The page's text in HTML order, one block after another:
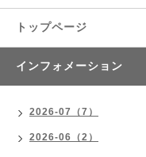
トップページ
インフォメーション
2026-07（7）
2026-06（2）